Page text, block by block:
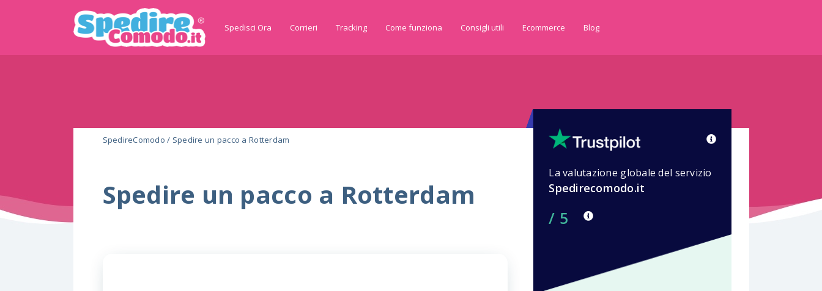
Spedisci Ora Corrieri Tracking Come funziona Consigli utili Ecommerce Blog
SpedireComodo / Spedire un pacco a Rotterdam
Spedire un pacco a Rotterdam
La valutazione globale del servizio
Spedirecomodo.it
/ 5